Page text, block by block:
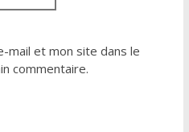
mail et mon site dans le
commentaire.